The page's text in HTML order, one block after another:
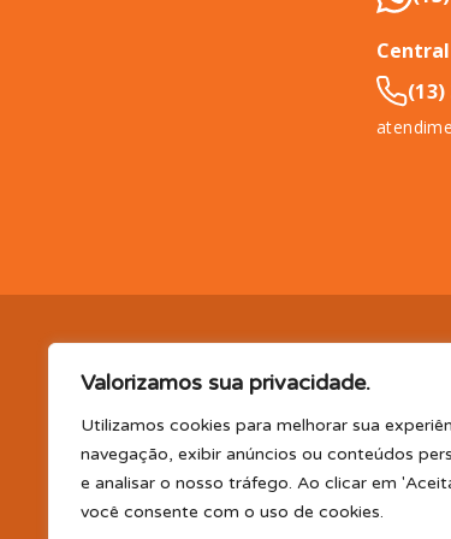
Valorizamos sua privacidade.
Utilizamos cookies para melhorar sua
navegação, exibir anúncios ou conteúdos
e analisar o nosso tráfego. Ao clicar em
você consente com o uso de cookies.
(13)
DR. BENEFÍCIO (InCompany Benefícios LTDA.),
EM BENEFÍCIOS PARA SAÚDE, A DR.
PLANO DE SAÚDE E/OU ODONTOLÓGICO
(consultas, exames, tratamentos e demais
parceiro); TELEMEDICINA e TELECONSULTA:
profissional disponibilizada. Os planos
CLUBE DR. BENEFÍCIO e FARMÁCIA: Desconto